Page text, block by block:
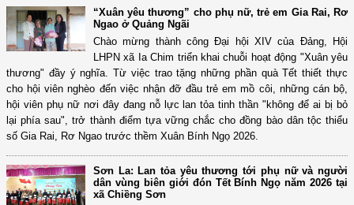
“Xuân yêu thương” cho phụ nữ, trẻ em Gia Rai, Rơ
Ngao ở Quảng Ngãi
Chào mừng thành công Đại hội XIV của Đảng, Hội
LHPN xã Ia Chim triển khai chuỗi hoạt động "Xuân yêu
thương" đầy ý nghĩa. Từ việc trao tặng những phần quà Tết thiết thực
cho hội viên nghèo đến việc nhận đỡ đầu trẻ em mồ côi, những cán bộ,
hội viên phụ nữ nơi đây đang nỗ lực lan tỏa tinh thần "không để ai bị bỏ
lại phía sau", trở thành điểm tựa vững chắc cho đồng bào dân tộc thiểu
số Gia Rai, Rơ Ngao trước thềm Xuân Bính Ngọ 2026.
Sơn La: Lan tỏa yêu thương tới phụ nữ và người
dân vùng biên giới đón Tết Bính Ngọ năm 2026 tại
xã Chiềng Sơn